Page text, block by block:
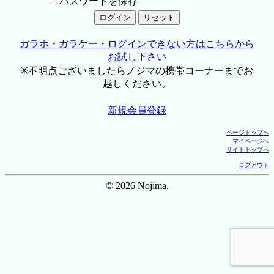
ガラホ・ガラケー・ログインできない方はこちらから
お試し下さい
※不明点ございましたらノジマの携帯コーナーまでお
越しください。
新規会員登録
ページトップへ
マイページへ
サイトトップへ
ログアウト
© 2026 Nojima.